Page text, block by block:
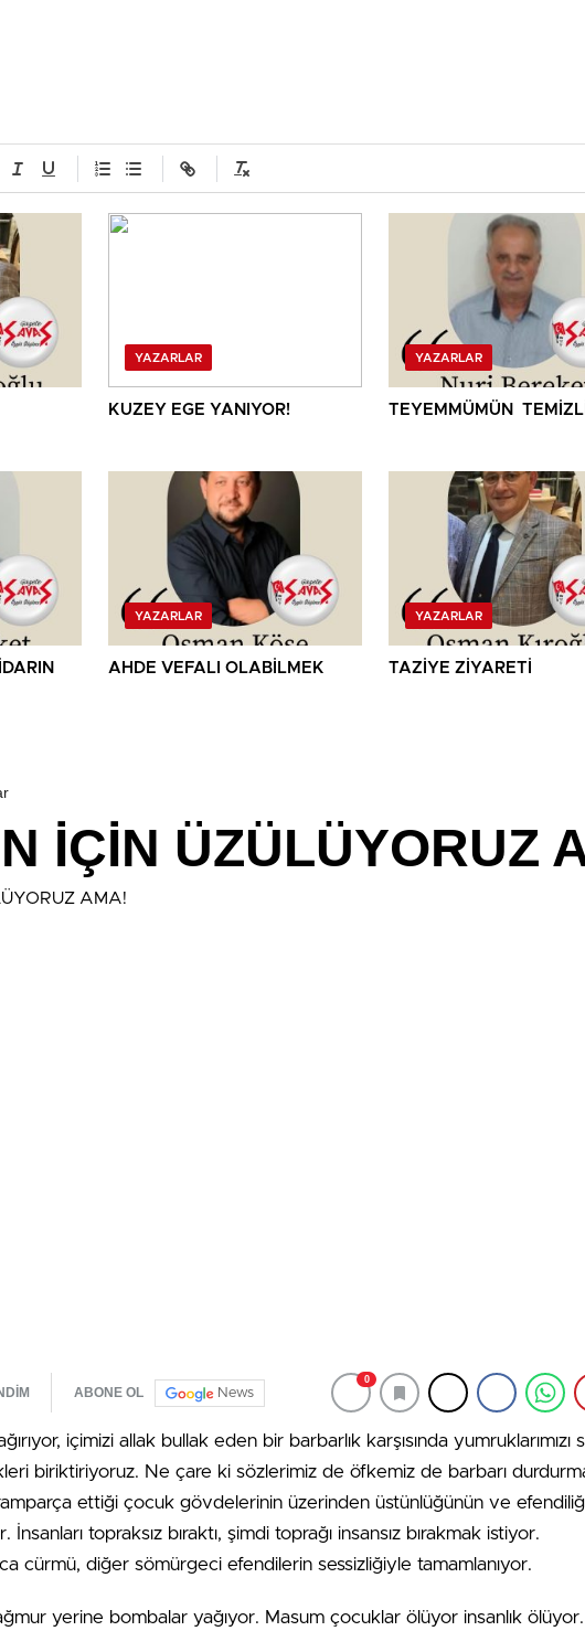
YAZARLAR
KUZEY EGE YANIYOR!
YAZARLAR
TEYEMMÜMÜN
YAZARLAR
AHDE VEFALI OLABİLMEK
YAZARLAR
TAZİYE ZİYARETİ
İÇİN ÜZÜLÜYORUZ
ABONE OL News
0
içimizi allak bullak eden bir barbarlık karşısında yumruklarımızı
biriktiriyoruz. Ne çare ki sözlerimiz de öfkemiz de barbarı
ettiği çocuk gövdelerinin üzerinden üstünlüğünün ve
topraksız bıraktı, şimdi toprağı insansız bırakmak istiyor.
cürmü, diğer sömürgeci efendilerin sessizliğiyle tamamlanıyor.
yerine bombalar yağıyor. Masum çocuklar ölüyor insanlık ölüyor.